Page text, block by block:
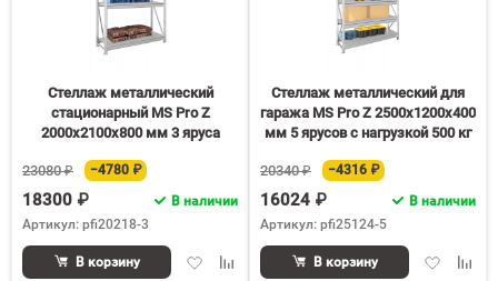
Стеллаж металлический
стационарный MS Pro Z
2000х2100х800 мм 3 яруса
23080 ₽ −4780 ₽
18300 ₽
В наличии
Артикул: pfi20218-3
ДобавитьДобавить
В корзину
Стеллаж металлический для
гаража MS Pro Z 2500х1200х400
мм 5 ярусов с нагрузкой 500 кг
20340 ₽
−4316 ₽
16024 ₽
В наличии
Артикул: pfi25124-5
Добавить
В корзину